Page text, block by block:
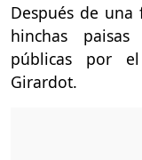
Después de
hinchas
públicas por
Girardot.